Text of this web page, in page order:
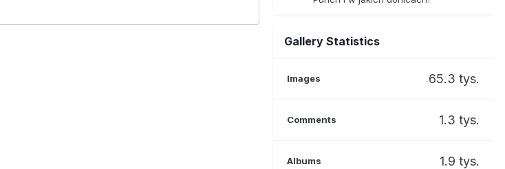
Gallery Statistics
Images 65.3 tys.
Comments 1.3 tys.
Albums 1.9 tys.